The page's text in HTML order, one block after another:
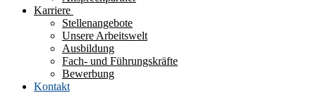
Karriere
Stellenangebote
Unsere Arbeitswelt
Ausbildung
Fach- und Führungskräfte
Bewerbung
Kontakt